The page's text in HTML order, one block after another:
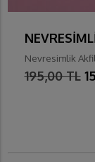
Nevresimlik
195,00 TL